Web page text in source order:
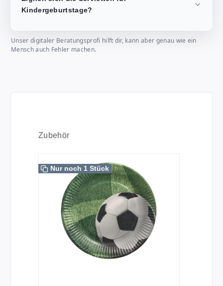
Kindergeburtstage?
Unser digitaler Beratungsprofi hilft dir, kann aber genau wie ein
Mensch auch Fehler machen.
Produktgalerie überspringen
Zubehör
Nur noch 1 Stück